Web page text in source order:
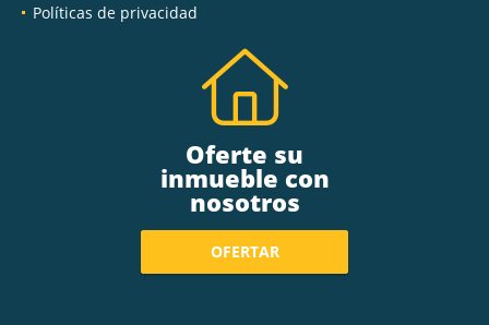
Políticas de privacidad
Oferte su
inmueble con
nosotros
OFERTAR